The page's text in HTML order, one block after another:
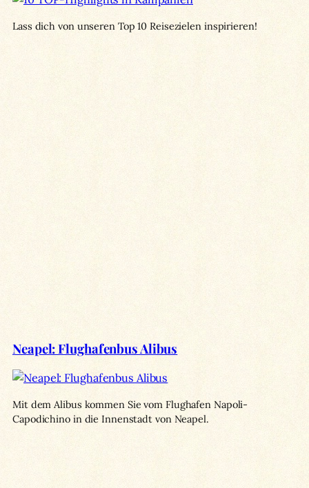
Lass dich von unseren Top 10 Reisezielen inspirieren!
Neapel: Flughafenbus Alibus
Mit dem Alibus kommen Sie vom Flughafen Napoli-
Capodichino in die Innenstadt von Neapel.